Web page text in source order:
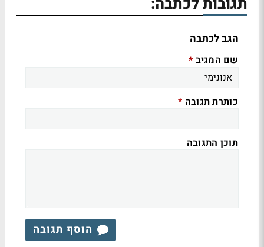
הגב לכתבה
שם המגיב *
כותרת תגובה *
תוכן התגובה
הוסף תגובה